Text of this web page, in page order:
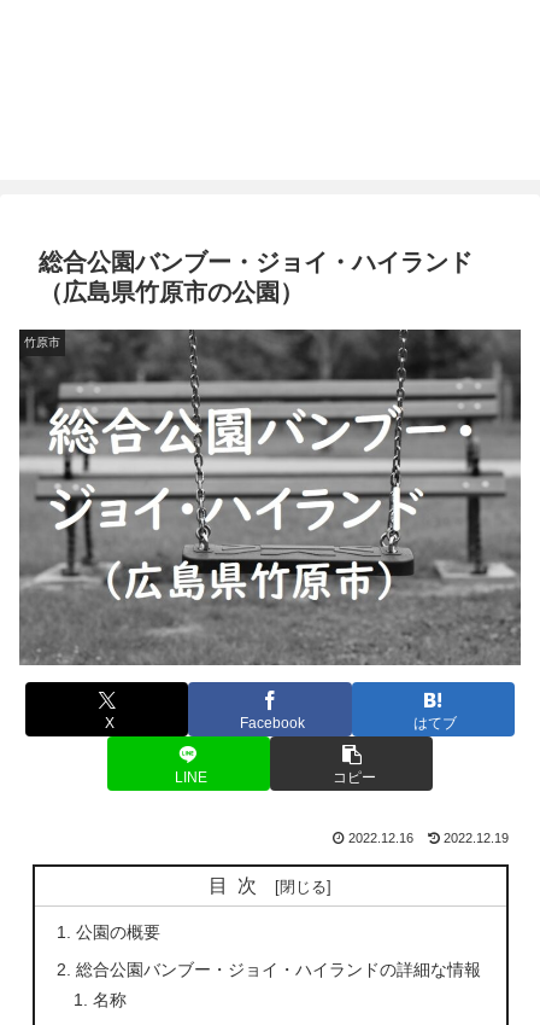
総合公園バンブー・ジョイ・ハイランド
（広島県竹原市の公園）
竹原市
X Facebook はてブ
LINE コピー
2022.12.16 2022.12.19
目次
公園の概要
総合公園バンブー・ジョイ・ハイランドの詳細な情報
名称